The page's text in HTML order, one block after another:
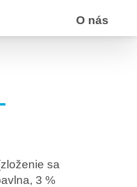
O nás
sa
3 %